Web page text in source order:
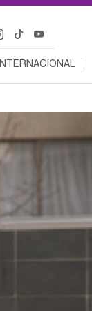
INTERNACIONAL